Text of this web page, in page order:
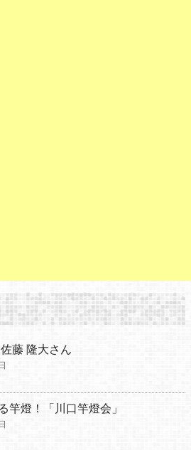
藤 隆大さん
竿燈！「川口竿燈会」